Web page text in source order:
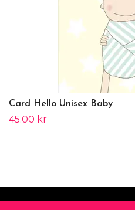
Card Hello Unisex Baby
45.00 kr